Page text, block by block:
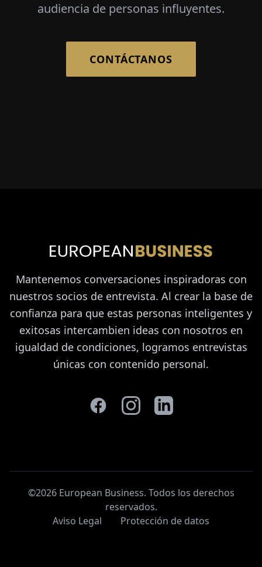
audiencia de personas influyentes.
CONTÁCTANOS
Mantenemos conversaciones inspiradoras con
nuestros socios de entrevista. Al crear la base de
confianza para que estas personas inteligentes y
exitosas intercambien ideas con nosotros en
igualdad de condiciones, logramos entrevistas
únicas con contenido personal.
©2026 European Business. Todos los derechos
reservados.
Aviso Legal
Protección de datos